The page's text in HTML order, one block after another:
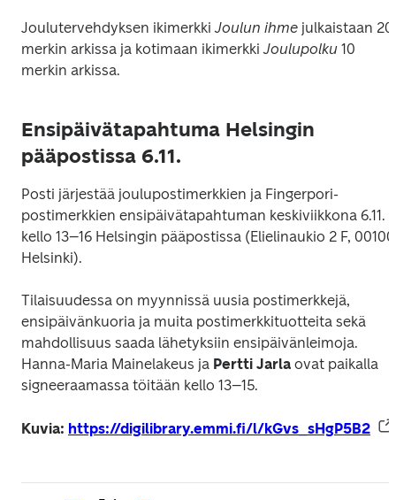
Joulutervehdyksen ikimerkki Joulun ihme julkaistaan 20
merkin arkissa ja kotimaan ikimerkki Joulupolku 10
merkin arkissa.
Ensipäivätapahtuma Helsingin
pääpostissa 6.11.
Posti järjestää joulupostimerkkien ja Fingerpori-
postimerkkien ensipäivätapahtuman keskiviikkona 6.11.
kello 13–16 Helsingin pääpostissa (Elielinaukio 2 F, 00100
Helsinki).
Tilaisuudessa on myynnissä uusia postimerkkejä,
ensipäivänkuoria ja muita postimerkkituotteita sekä
mahdollisuus saada lähetyksiin ensipäivänleimoja.
Hanna-Maria Mainelakeus ja Pertti Jarla ovat paikalla
signeeraamassa töitään kello 13–15.
Kuvia: https://digilibrary.emmi.fi/l/kGvs_sHgP5B2